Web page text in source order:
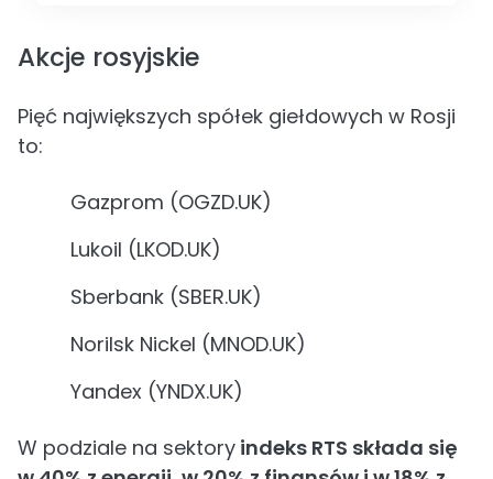
Akcje rosyjskie
Pięć największych spółek giełdowych w Rosji
to:
Gazprom (OGZD.UK)
Lukoil (LKOD.UK)
Sberbank (SBER.UK)
Norilsk Nickel (MNOD.UK)
Yandex (YNDX.UK)
W podziale na sektory indeks RTS składa się